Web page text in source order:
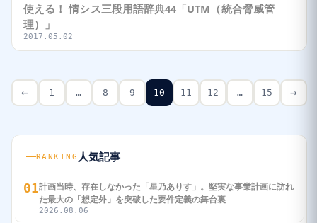
使える！ 情シス三段用語辞典44「UTM（統合脅威管
理）」
2017.05.02
← 1 … 8 9 10 11 12 … 15 →
RANKING 人気記事
01計画当時、存在しなかった「星乃ありす」。堅実な事業計画に訪れ
た最大の「想定外」を突破した要件定義の舞台裏
2026.08.06